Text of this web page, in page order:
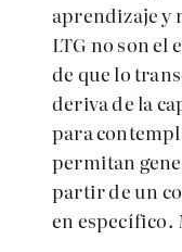
aprendizaje y
LTG no son el
de que lo
deriva de la
para
permitan
partir de un
en específico.